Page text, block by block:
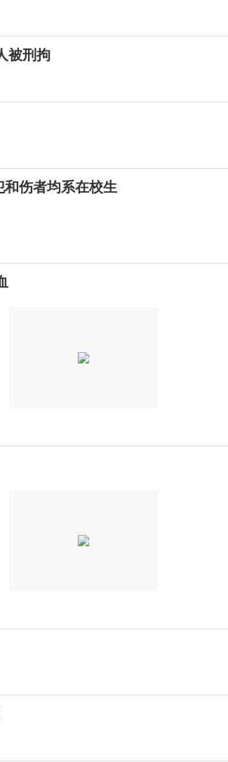
被刑拘
伤者均系在校生